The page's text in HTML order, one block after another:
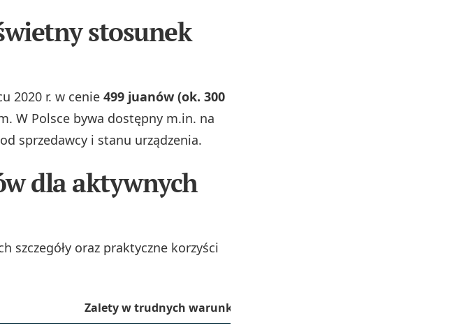
stosunek
2020 r. w cenie 499 juanów (ok. 300
W Polsce bywa dostępny m.in. na
sprzedawcy i stanu urządzenia.
dla aktywnych
szczegóły oraz praktyczne korzyści
Zalety w trudnych warunkach